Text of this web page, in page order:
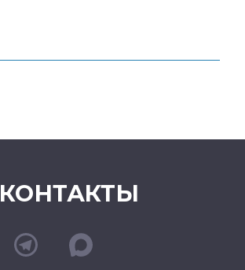
КОНТАКТЫ